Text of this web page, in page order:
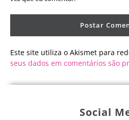
Este site utiliza o Akismet para
seus dados em comentários são
Social